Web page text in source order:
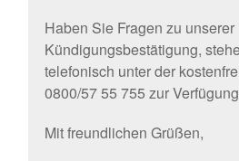
Haben Sie Fragen zu unserer
Kündigungsbestätigung,
telefonisch unter der
0800/57 55 755 zur
Mit freundlichen Grüßen,